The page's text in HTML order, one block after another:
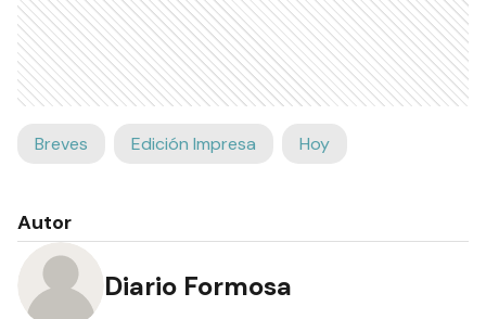
Breves Edición Impresa Hoy
Autor
Diario Formosa